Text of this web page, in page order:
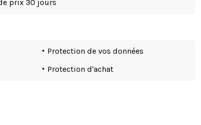
prix 30 jours
Protection de vos données
Protection d'achat